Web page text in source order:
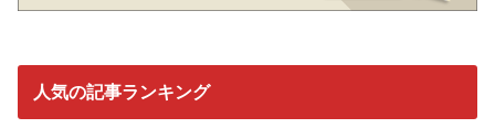
人気の記事ランキング